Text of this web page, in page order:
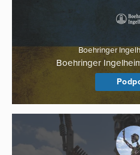
Boehringer
Boehringer